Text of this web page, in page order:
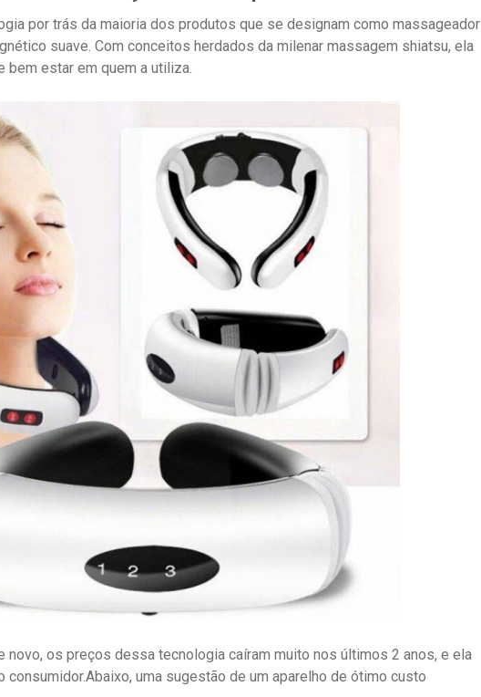
por trás da maioria dos produtos que se designam como massageador
suave. Com conceitos herdados da milenar massagem shiatsu, ela
bem estar em quem a utiliza.
novo, os preços dessa tecnologia caíram muito nos últimos 2 anos, e ela
uma sugestão de um aparelho de ótimo custo